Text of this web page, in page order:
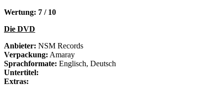
Wertung: 7 / 10
Die DVD
Anbieter: NSM Records
Verpackung: Amaray
Sprachformate: Englisch, Deutsch
Untertitel:
Extras: